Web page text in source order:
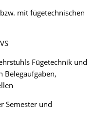
mit fügetechnischen
Fügetechnik und
Belegaufgaben,
Semester und